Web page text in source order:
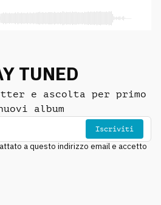
TUNED
e ascolta per primo
album
Iscriviti
a questo indirizzo email e accetto